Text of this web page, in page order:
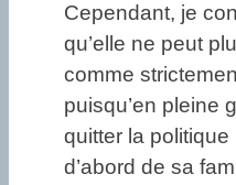
Cependant, je
qu’elle ne peut
comme
puisqu’en pleine
quitter la politique
d’abord de sa